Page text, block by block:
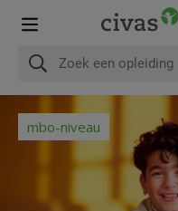
mbo-niveau
In het kort Na afronding